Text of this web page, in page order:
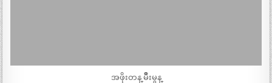
အဖိုးတန္ မ်ိဳးမွန္